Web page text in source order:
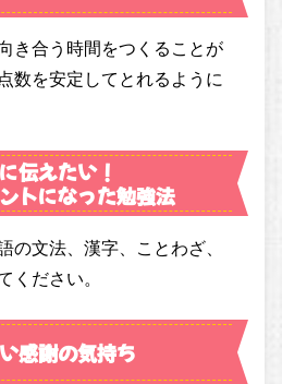
き合う時間をつくることが
数を安定してとれるように
伝えたい！
トになった勉強法
の文法、漢字、ことわざ、
ください。
感謝の気持ち